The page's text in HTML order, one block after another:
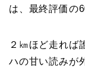
は、最終評価の
２㎞ほど走れば
ハの甘い読みが